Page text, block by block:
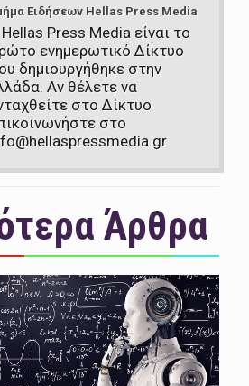
Ειδήσεων Hellas Press Media
Press Media είναι το
ενημερωτικό Δίκτυο
δημιουργήθηκε στην
Αν θέλετε να
στο Δίκτυο
στο
Άρθρα